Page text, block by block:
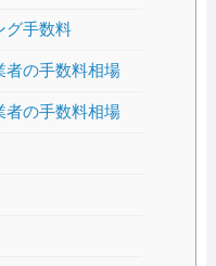
グ手数料
者の手数料相場
者の手数料相場